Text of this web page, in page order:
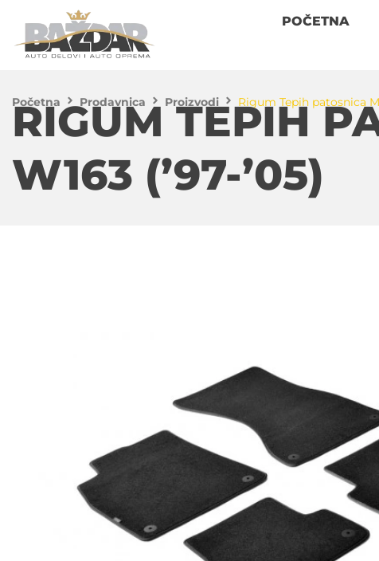
POČETNA
Početna Prodavnica Proizvodi Rigum Tepih patosnica
RIGUM TEPIH
W163 (’97-’05)